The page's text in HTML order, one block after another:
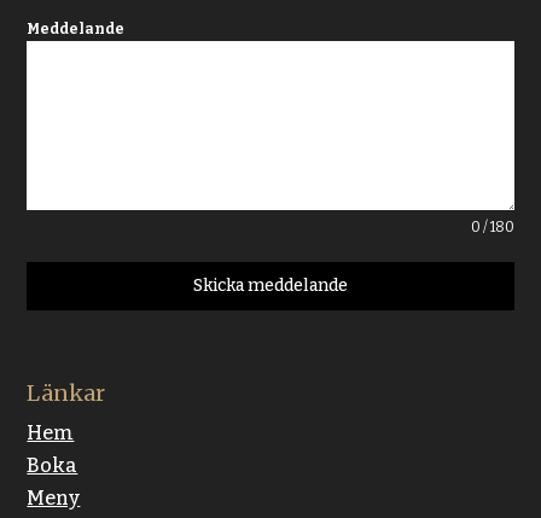
Meddelande
0 / 180
Skicka meddelande
Länkar
Hem
Boka
Meny